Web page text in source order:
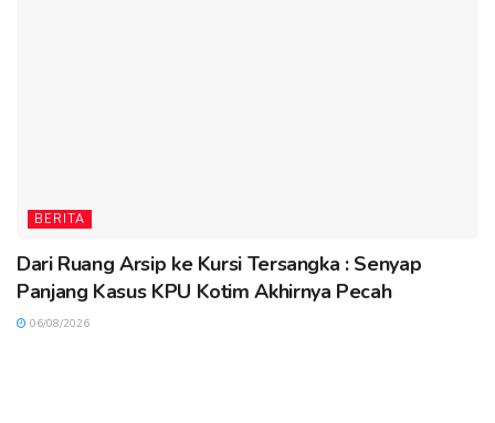
BERITA
Dari Ruang Arsip ke Kursi Tersangka : Senyap
Panjang Kasus KPU Kotim Akhirnya Pecah
06/08/2026